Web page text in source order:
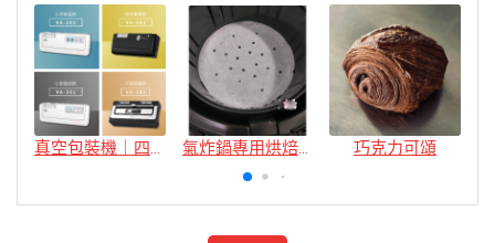
真空包裝機｜四款 氣炸鍋專用烘焙紙 巧克力可頌